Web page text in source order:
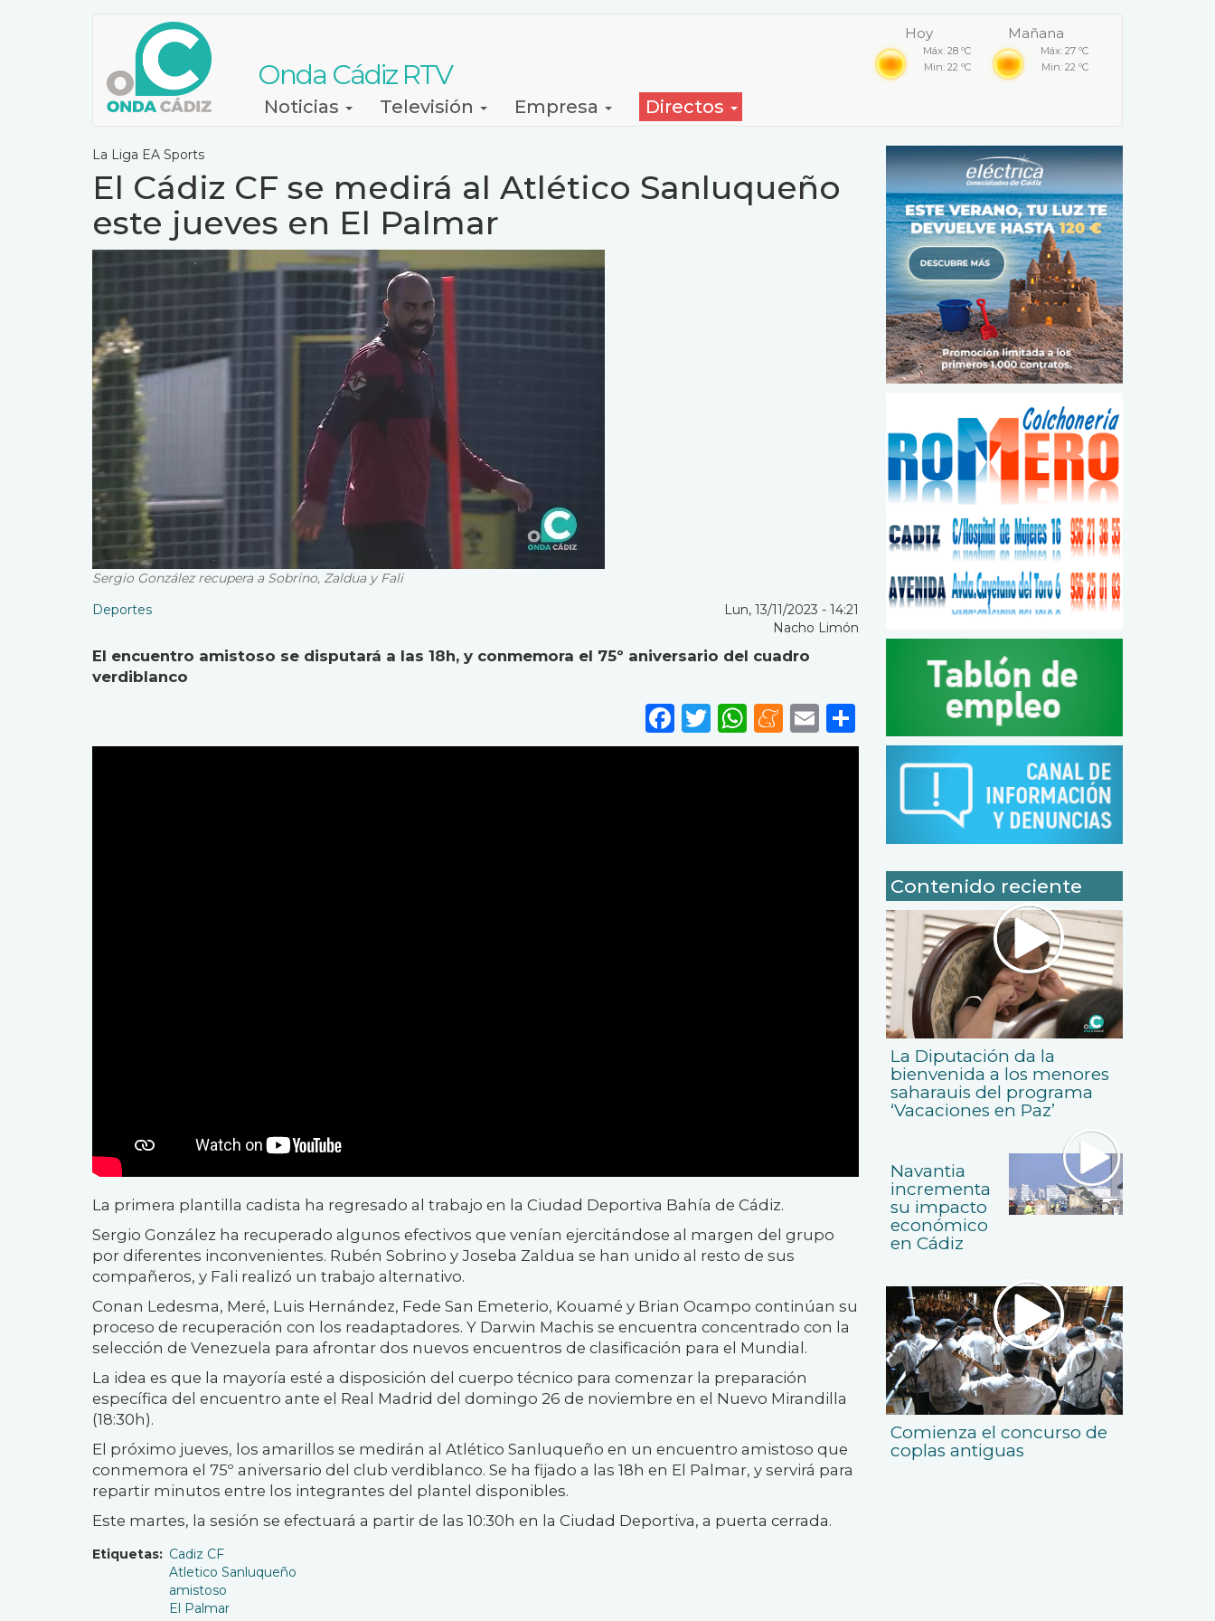
Onda Cádiz RTV
Hoy
Máx: 28 ºC
Min: 22 ºC
Mañana
Máx: 27 ºC
Min: 22 ºC
NavegaciónNoticias Televisión Empresa Directos
La Liga EA Sports
El Cádiz CF se medirá al Atlético Sanluqueño
este jueves en El Palmar
Sergio González recupera a Sobrino, Zaldua y Fali
Deportes
Lun, 13/11/2023 - 14:21
Nacho Limón
El encuentro amistoso se disputará a las 18h, y conmemora el 75º aniversario del cuadro
verdiblanco
Facebook
Twitter
WhatsApp
Meneame
EmailShare
La primera plantilla cadista ha regresado al trabajo en la Ciudad Deportiva Bahía de Cádiz.
Sergio González ha recuperado algunos efectivos que venían ejercitándose al margen del grupo
por diferentes inconvenientes. Rubén Sobrino y Joseba Zaldua se han unido al resto de sus
compañeros, y Fali realizó un trabajo alternativo.
Conan Ledesma, Meré, Luis Hernández, Fede San Emeterio, Kouamé y Brian Ocampo continúan su
proceso de recuperación con los readaptadores. Y Darwin Machis se encuentra concentrado con la
selección de Venezuela para afrontar dos nuevos encuentros de clasificación para el Mundial.
La idea es que la mayoría esté a disposición del cuerpo técnico para comenzar la preparación
específica del encuentro ante el Real Madrid del domingo 26 de noviembre en el Nuevo Mirandilla
(18:30h).
El próximo jueves, los amarillos se medirán al Atlético Sanluqueño en un encuentro amistoso que
conmemora el 75º aniversario del club verdiblanco. Se ha fijado a las 18h en El Palmar, y servirá para
repartir minutos entre los integrantes del plantel disponibles.
Este martes, la sesión se efectuará a partir de las 10:30h en la Ciudad Deportiva, a puerta cerrada.
Etiquetas
Cadiz CF
Atletico Sanluqueño
amistoso
El Palmar
Contenido reciente
La Diputación da la
bienvenida a los menores
saharauis del programa
‘Vacaciones en Paz’
Navantia
incrementa
su impacto
económico
en Cádiz
Comienza el concurso de
coplas antiguas